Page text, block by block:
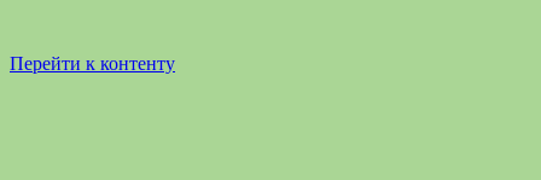
Перейти к контенту